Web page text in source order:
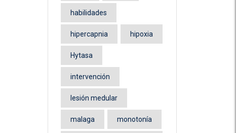
habilidades
hipercapnia hipoxia
Hytasa
intervención
lesión medular
malaga monotonía